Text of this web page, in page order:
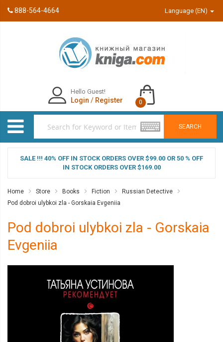
888-564-4664 Language (EN)
SEARCH
Hello Guest!
Login / Register 0
SALE !!! 40% OFF IN STOCK ORDERS OVER $99.00 OR 50 % OFF
IN STOCK ORDERS OVER $169.00
Home Store Books Fiction
Russian Detective
Pod dobroi ulybkoi zla - Gorskaia Evgeniia
Pod dobroi ulybkoi zla - Gorskaia
Evgeniia